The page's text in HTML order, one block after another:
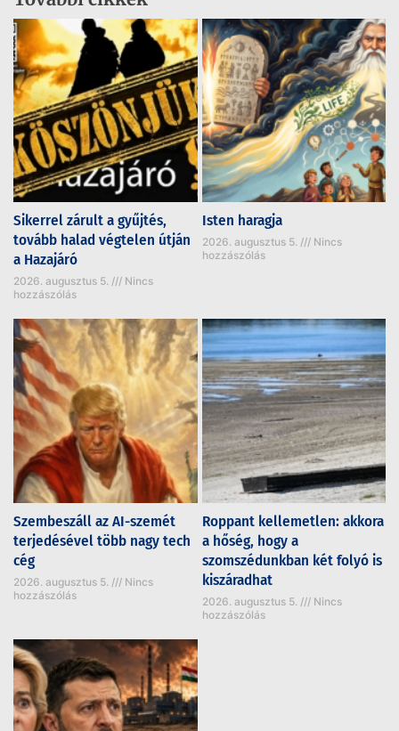
Sikerrel zárult a gyűjtés,
tovább halad végtelen útján
a Hazajáró
2026. augusztus 5.
Nincs
hozzászólás
Isten haragja
2026. augusztus 5.
Nincs
hozzászólás
Szembeszáll az AI-szemét
terjedésével több nagy tech
cég
2026. augusztus 5.
Nincs
hozzászólás
Roppant kellemetlen: akkora
a hőség, hogy a
szomszédunkban két folyó is
kiszáradhat
2026. augusztus 5.
Nincs
hozzászólás